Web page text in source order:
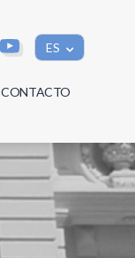
ES
CONTACTO